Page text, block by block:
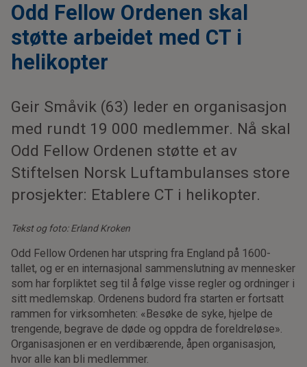
Odd Fellow Ordenen skal
støtte arbeidet med CT i
helikopter
Geir Småvik (63) leder en organisasjon
med rundt 19 000 medlemmer. Nå skal
Odd Fellow Ordenen støtte et av
Stiftelsen Norsk Luftambulanses store
prosjekter: Etablere CT i helikopter.
Tekst og foto: Erland Kroken
Odd Fellow Ordenen har utspring fra England på 1600-
tallet, og er en internasjonal sammenslutning av mennesker
som har forpliktet seg til å følge visse regler og ordninger i
sitt medlemskap. Ordenens budord fra starten er fortsatt
rammen for virksomheten: «Besøke de syke, hjelpe de
trengende, begrave de døde og oppdra de foreldreløse».
Organisasjonen er en verdibærende, åpen organisasjon,
hvor alle kan bli medlemmer.